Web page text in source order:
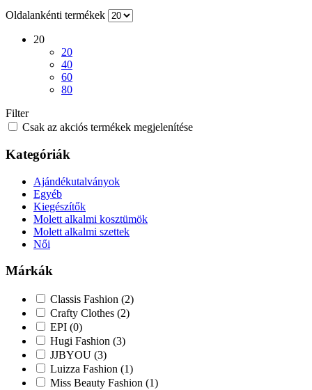
Oldalankénti termékek
20
20
40
60
80
Filter
Csak az akciós termékek megjelenítése
Kategóriák
Ajándékutalványok
Egyéb
Kiegészítők
Molett alkalmi kosztümök
Molett alkalmi szettek
Női
Márkák
Classis Fashion (2)
Crafty Clothes (2)
EPI (0)
Hugi Fashion (3)
JJBYOU (3)
Luizza Fashion (1)
Miss Beauty Fashion (1)